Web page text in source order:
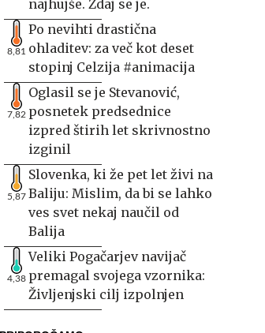
najhujše. Zdaj se je.
8,81
Po nevihti drastična
ohladitev: za več kot deset
stopinj Celzija #animacija
7,82
Oglasil se je Stevanović,
posnetek predsednice
izpred štirih let skrivnostno
izginil
5,87
Slovenka, ki že pet let živi na
Baliju: Mislim, da bi se lahko
ves svet nekaj naučil od
Balija
4,38
Veliki Pogačarjev navijač
premagal svojega vzornika:
Življenjski cilj izpolnjen